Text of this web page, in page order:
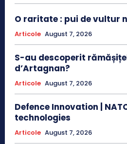
O raritate : pui de vultur
Articole August 7, 2026
S-au descoperit
d’Artagnan?
Articole August 7, 2026
Defence Innovation |
technologies
Articole August 7, 2026